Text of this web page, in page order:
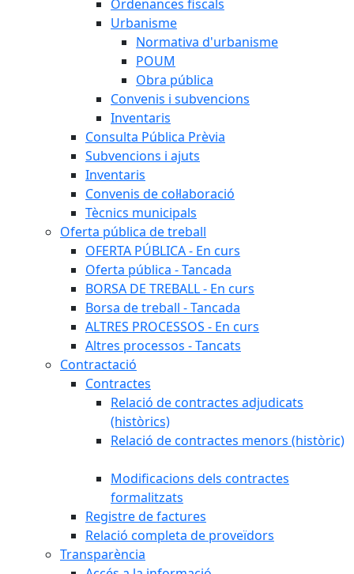
Ordenances fiscals
Urbanisme
Normativa d'urbanisme
POUM
Obra pública
Convenis i subvencions
Inventaris
Consulta Pública Prèvia
Subvencions i ajuts
Inventaris
Convenis de col·laboració
Tècnics municipals
Oferta pública de treball
OFERTA PÚBLICA - En curs
Oferta pública - Tancada
BORSA DE TREBALL - En curs
Borsa de treball - Tancada
ALTRES PROCESSOS - En curs
Altres processos - Tancats
Contractació
Contractes
Relació de contractes adjudicats
(històrics)
Relació de contractes menors (històric)
Modificacions dels contractes
formalitzats
Registre de factures
Relació completa de proveïdors
Transparència